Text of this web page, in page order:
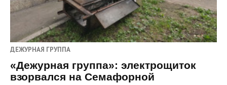
ДЕЖУРНАЯ ГРУППА
«Дежурная группа»: электрощиток
взорвался на Семафорной